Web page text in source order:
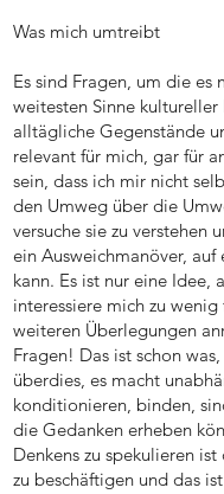
Was mich umtreibt
Es sind Fragen, um die
weitesten Sinne
alltägliche Gegenstände
relevant für mich, gar für
sein, dass ich mir nicht
den Umweg über die
versuche sie zu verstehen
ein Ausweichmanöver,
kann. Es ist nur eine Idee,
interessiere mich zu
weiteren Überlegungen
Fragen! Das ist schon
überdies, es macht
konditionieren, binden,
die Gedanken erheben
Denkens zu spekulieren
zu beschäftigen und das